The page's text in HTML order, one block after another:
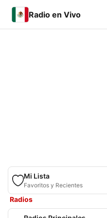
Radio en Vivo
Mi Lista
Favoritos y Recientes
Radios